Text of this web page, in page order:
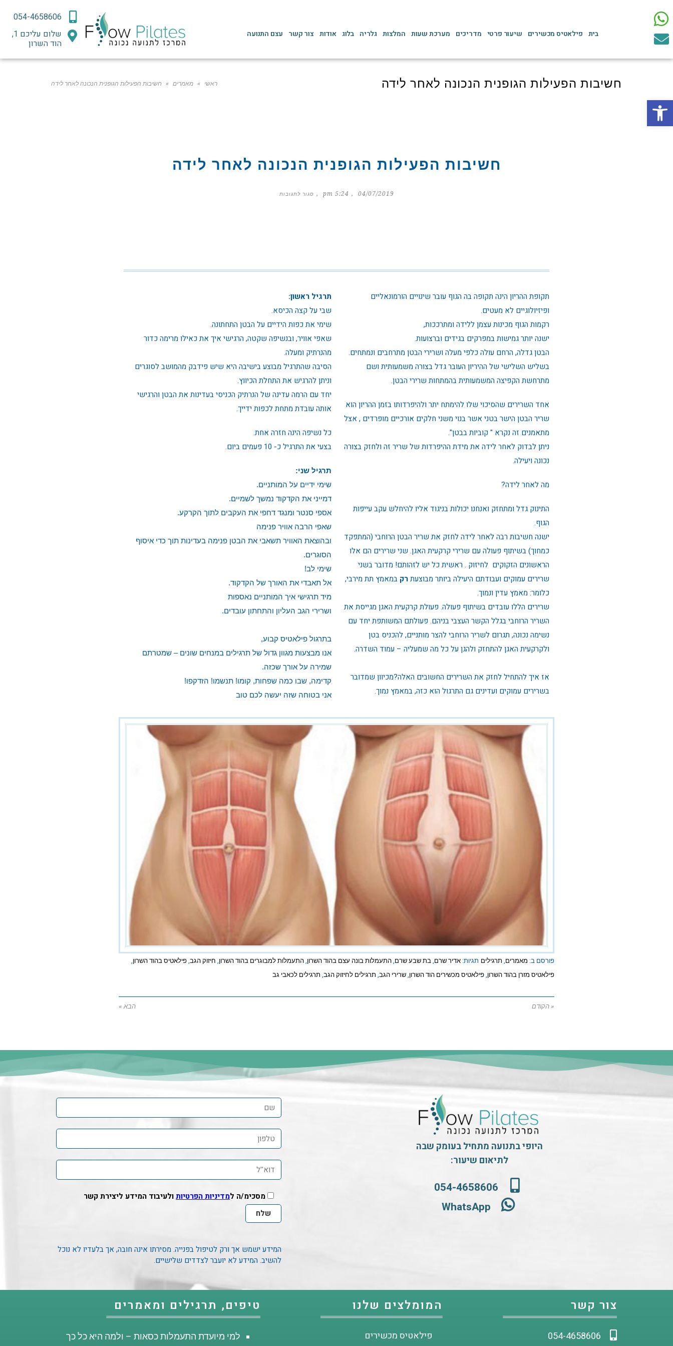
פתח סרגל נגישות
בית פילאטיס מכשירים שיעור פרטי מדריכים מערכת שעות המלצות גלריה בלוג אודות צור קשר עצם התנועה
054-4658606
שלום עליכם 1,
הוד השרון
חשיבות הפעילות הגופנית הנכונה לאחר לידה ראשי » מאמרים » חשיבות הפעילות הגופנית הנכונה לאחר לידה
חשיבות הפעילות הגופנית הנכונה לאחר לידה
04/07/2019
5:24 pm סגור לתגובות
תקופת ההריון הינה תקופה בה הגוף עובר שינויים הורמונאליים
ופיזיולוגיים לא מעטים.
רקמות הגוף מכינות עצמן ללידה ומתרככות,
ישנה יותר גמישות במפרקים בגידים וברצועות.
הבטן גדלה, הרחם עולה כלפי מעלה ושרירי הבטן מתרחבים ונמתחים.
בשליש השלישי של ההיריון העובר גדל בצורה משמעותית ושם
מתרחשת הקפיצה המשמעותית בהמתחות שרירי הבטן.
אחד השרירים שהסיכוי שלו להימתח יתר ולהיפרדותו בזמן ההריון הוא
שריר הבטן הישר בטני אשר בנוי משני חלקים אורכיים מופרדים , אצל
מתאמנים זה נקרא " קוביות בבטן".
ניתן לבדוק לאחר לידה את מידת ההיפרדות של שריר זה ולחזק בצורה
נכונה ויעילה.
מה לאחר לידה?
התינוק גדל ומתחזק ואנחנו יכולות בניגוד אליו להיחלש עקב עייפות
הגוף.
ישנה חשיבות רבה לאחר לידה לחזק את שריר הבטן הרוחבי (המתפקד
כמחוך) בשיתוף פעולה עם שרירי קרקעית האגן. שני שרירים הם אלו
הראשונים הזקוקים לחיזוק . ראשית כל יש לזהותם! מדובר בשני
שרירים עמוקים ועבודתם היעילה ביותר מבוצעתרק במאמץ תת מירבי,
כלומר: מאמץ עדין ונמוך.
שרירים הללו עובדים בשיתוף פעולה. פעולת קרקעית האגן מגייסת את
השריר הרוחבי בגלל הקשר העצבי בניהם. פעולתם המשותפת יחד עם
נשימה נכונה, תגרום לשריר הרוחבי להצר מותניים, להכניס בטן
ולקרקעית האגן להתחזק ולהגן על כל מה שמעליה – עמוד השדרה.
אז איך להתחיל לחזק את השרירים החשובים האלה?מכיוון שמדובר
בשרירים עמוקים ועדינים גם התרגול הוא כזה, במאמץ נמוך.
תרגיל ראשון:
שבי על קצה הכיסא.
שימי את כפות הידיים על הבטן התחתונה.
שאפי אוויר, ובנשיפה שקטה, הרגישי איך את כאילו מרימה כדור
מהנרתיק ומעלה.
הסיבה שהתרגיל מבוצע בישיבה היא שיש פידבק מהמושב לסוגרים
וניתן להרגיש את התחלת הכיווץ.
יחד עם הרמה עדינה של הנרתיק הכניסי בעדינות את הבטן והרגישי
אותה עובדת מתחת לכפות ידייך.
כל נשיפה הינה חזרה אחת.
בצעי את התרגיל כ- 10 פעמים ביום.
תרגיל שני:
שימי ידיים על המותניים.
דמייני את הקדקוד נמשך לשמיים.
אספי סנטר ומנגד דחפי את העקבים לתוך הקרקע.
שאפי הרבה אוויר פנימה
ובהוצאת האוויר תשאבי את הבטן פנימה בעדינות תוך כדי איסוף
הסוגרים.
שימי לב!
אל תאבדי את האורך של הקדקוד.
מיד תרגישי איך המותניים נאספות
ושרירי הגב העליון והתחתון עובדים.
בתרגול פילאטיס קבוע,
אנו מבצעות מגוון גדול של תרגילים במנחים שונים – שמטרתם
שמירה על אורך שכזה.
קדימה, שבו כמה שפחות, קומו! תנשמו! הזדקפו!
אני בטוחה שזה יעשה לכם טוב
פורסם ב: מאמרים, תרגילים תגיות: אדיר שרם, בת שבע שרם, התעמלות בונה עצם בהוד השרון, התעמלות למבוגרים בהוד השרון, חיזוק הגב, פילאטיס בהוד השרון,
פילאטיס מזרן בהוד השרון, פילאטיס מכשירים הוד השרון, שרירי הגב, תרגילים לחיזוק הגב, תרגילים לכאבי גב
« הקודם הבא »
היופי בתנועה מתחיל בעומק שבה
לתיאום שיעור:
054-4658606
WhatsApp
מסכימ/ה למדיניות הפרטיותולעיבוד המידע ליצירת קשר
המידע ישמש אך ורק לטיפול בפנייה. מסירתו אינה חובה, אך בלעדיו לא נוכל
להשיב. המידע לא יועבר לצדדים שלישיים.
צור קשר
054-4658606
המומלצים שלנו
פילאטיס מכשירים
טיפים, תרגילים ומאמרים
למי מיועדת התעמלות כסאות – ולמה היא כל כך